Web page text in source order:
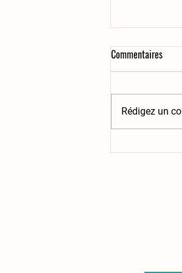
KAJOU Juin
Commentaires
Rédigez un